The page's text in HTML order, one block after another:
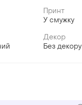
Принт
У смужку
Декор
Без декору